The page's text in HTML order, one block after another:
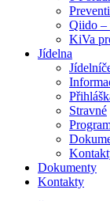
Qiido –
KiVa
Jídelna
Stravné
Dokumenty
Kontakty